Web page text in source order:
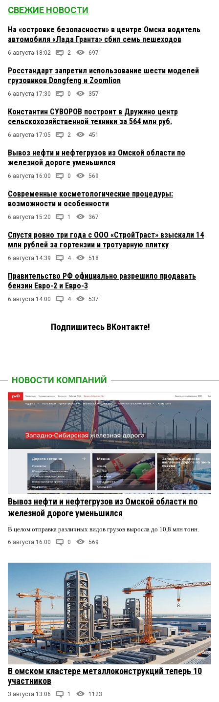
СВЕЖИЕ НОВОСТИ
На «островке безопасности» в центре Омска водитель
автомобиля «Лада Гранта» сбил семь пешеходов
6 августа 18:02 2 697
Росстандарт запретил использование шести моделей
грузовиков Dongfeng и Zoomlion
6 августа 17:30 0 357
Константин СУВОРОВ построит в Дружино центр
сельскохозяйственной техники за 564 млн руб.
6 августа 17:05 2 451
Вывоз нефти и нефтегрузов из Омской области по
железной дороге уменьшился
6 августа 16:00 0 569
Современные косметологические процедуры:
возможности и особенности
6 августа 15:20 1 367
Спустя ровно три года с ООО «СтройТраст» взыскали 14
млн рублей за гортензии и тротуарную плитку
6 августа 14:39 4 518
Правительство РФ официально разрешило продавать
бензин Евро-2 и Евро-3
6 августа 14:00 4 537
Подпишитесь ВКонтакте!
НОВОСТИ КОМПАНИЙ
Вывоз нефти и нефтегрузов из Омской области по
железной дороге уменьшился
В целом отправка различных видов грузов выросла до 10,8 млн тонн.
6 августа 16:00 0 569
В омском кластере металлоконструкций теперь 10
участников
3 августа 13:06 1 1123